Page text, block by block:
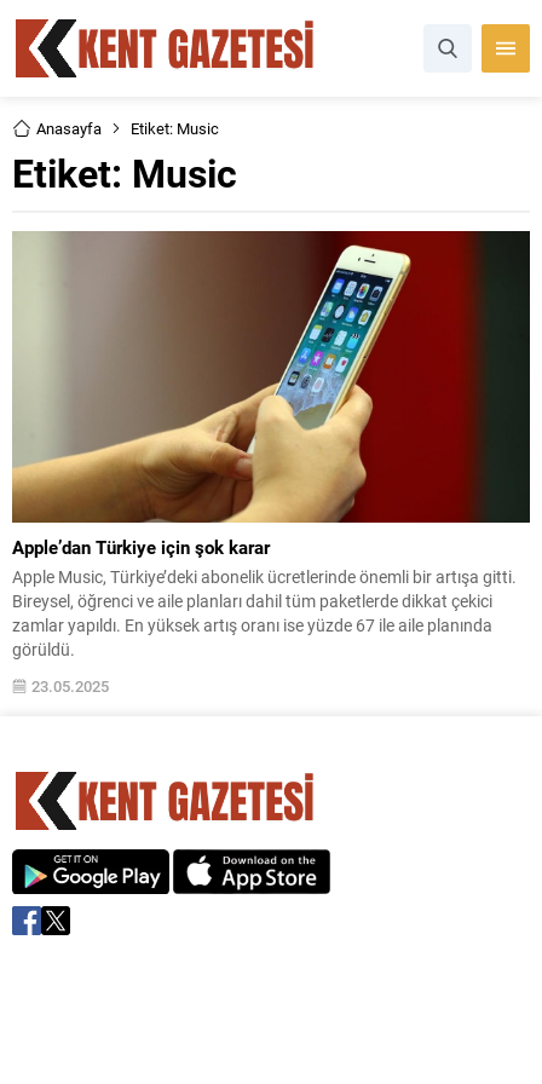
Anasayfa Etiket: Music
Etiket: Music
Apple’dan Türkiye için şok karar
Apple Music, Türkiye’deki abonelik ücretlerinde önemli bir artışa gitti.
Bireysel, öğrenci ve aile planları dahil tüm paketlerde dikkat çekici
zamlar yapıldı. En yüksek artış oranı ise yüzde 67 ile aile planında
görüldü.
23.05.2025